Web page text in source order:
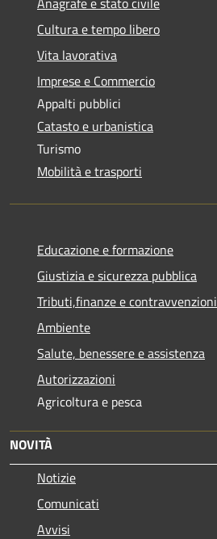
Cultura e tempo libero
Vita lavorativa
Imprese e Commercio
Appalti pubblici
Catasto e urbanistica
Turismo
Mobilità e trasporti
Educazione e formazione
Giustizia e sicurezza pubblica
Tributi,finanze e contravvenzioni
Ambiente
Salute, benessere e assistenza
Autorizzazioni
Agricoltura e pesca
NOVITÀ
Notizie
Comunicati
Avvisi